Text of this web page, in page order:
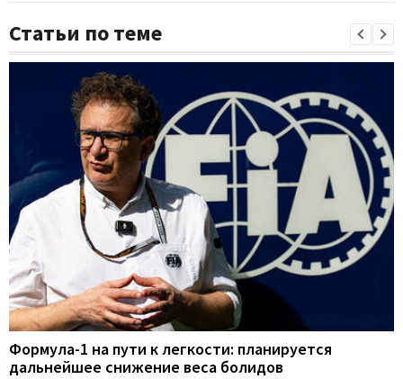
Статьи по теме
Формула-1 на пути к легкости: планируется
дальнейшее снижение веса болидов